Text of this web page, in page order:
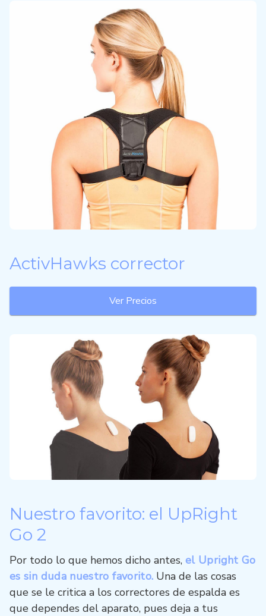
ActivHawks corrector
Ver Precios
Nuestro favorito: el UpRight
Go 2
Por todo lo que hemos dicho antes, el Upright Go
es sin duda nuestro favorito. Una de las cosas
que se le critica a los correctores de espalda es
que dependes del aparato, pues deja a tus